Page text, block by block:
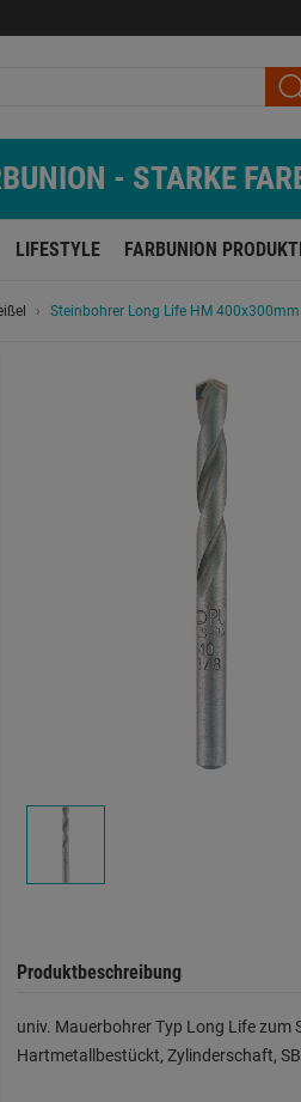
- STARKE
LIFESTYLE FARBUNION
Steinbohrer Long Life HM 400x300mm
Produktbeschreibung
univ. Mauerbohrer Typ Long Life
Hartmetallbestückt, Zylinderschaft,